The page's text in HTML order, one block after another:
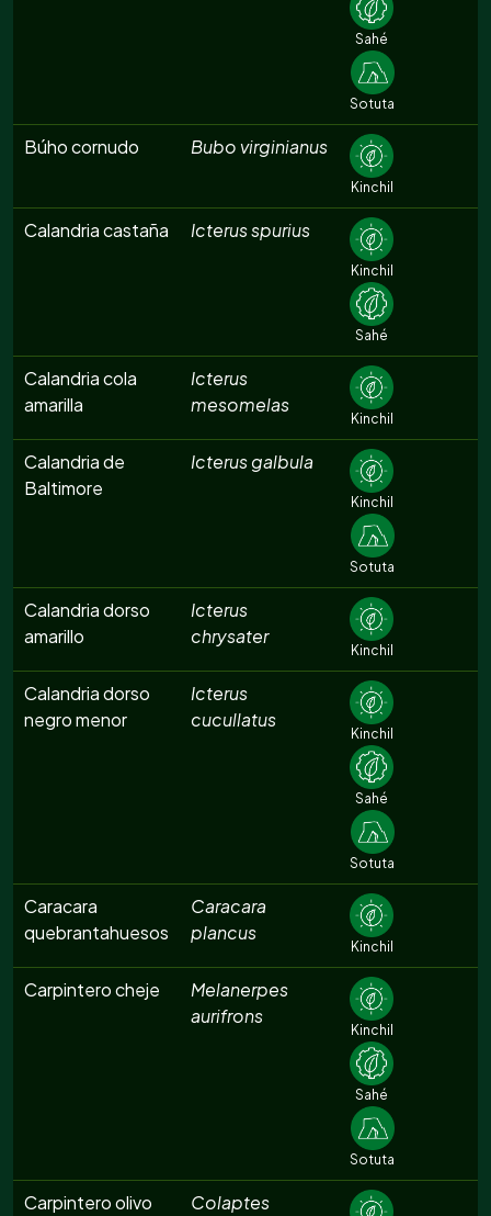
Sahé
Sotuta
Búho cornudo Bubo virginianus
Kinchil
Calandria castaña Icterus spurius
Kinchil
Sahé
Calandria cola
amarilla
Icterus
mesomelas
Kinchil
Calandria de
Baltimore
Icterus galbula
Kinchil
Sotuta
Calandria dorso
amarillo
Icterus
chrysater
Kinchil
Calandria dorso
negro menor
Icterus
cucullatus
Kinchil
Sahé
Sotuta
Caracara
quebrantahuesos
Caracara
plancus
Kinchil
Carpintero cheje
Melanerpes
aurifrons
Kinchil
Sahé
Sotuta
Carpintero olivo Colaptes